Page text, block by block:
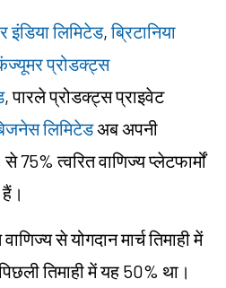
इंडिया लिमिटेड,ब्रिटानिया
प्रोडक्ट्स
, पारले प्रोडक्ट्स प्राइवेट
लिमिटेडअब अपनी
त्वरित वाणिज्य प्लेटफार्मों
से योगदान मार्च तिमाही में
तिमाही में यह 50% था।